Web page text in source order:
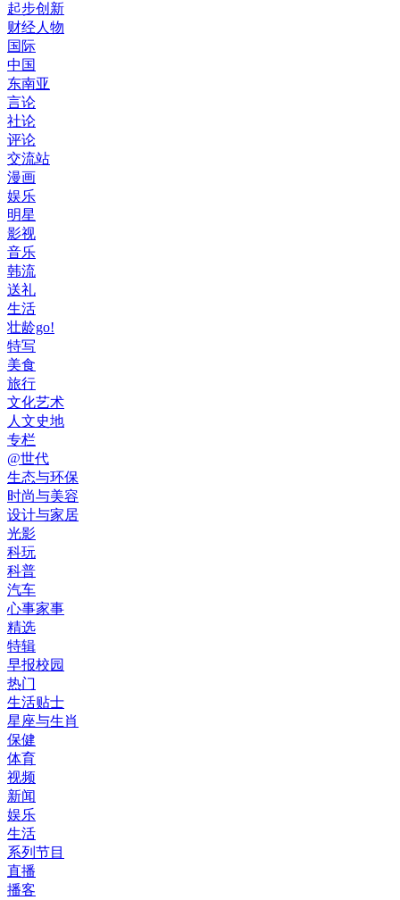
起步创新
财经人物
国际
中国
东南亚
言论
社论
评论
交流站
漫画
娱乐
明星
影视
音乐
韩流
送礼
生活
壮龄go!
特写
美食
旅行
文化艺术
人文史地
专栏
@世代
生态与环保
时尚与美容
设计与家居
光影
科玩
科普
汽车
心事家事
精选
特辑
早报校园
热门
生活贴士
星座与生肖
保健
体育
视频
新闻
娱乐
生活
系列节目
直播
播客